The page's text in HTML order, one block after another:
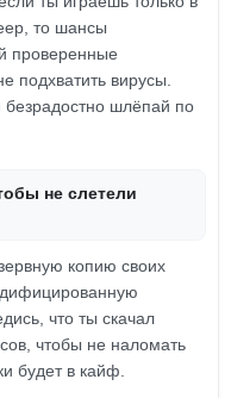
то шансы
проверенные
подхватить вирусы.
безрадостно шлёпай по
не слетели
копию своих
что ты скачал
чтобы не наломать
будет в кайф.